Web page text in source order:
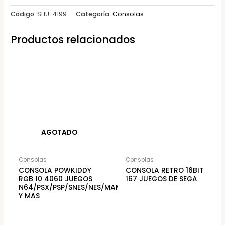
Código:SHU-4199 Categoría:Consolas
Productos relacionados
AGOTADO
Consolas
CONSOLA POWKIDDY
RGB 10 4060 JUEGOS
N64/PSX/PSP/SNES/NES/MAME/NEOGEO/SEGA
Y MAS
Consolas
CONSOLA RETRO 16BIT
167 JUEGOS DE SEGA